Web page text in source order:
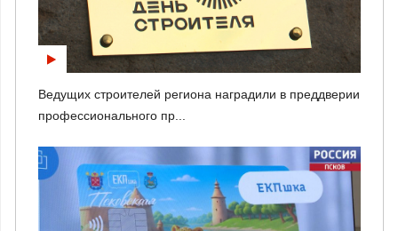
Ведущих строителей региона наградили в преддверии
профессионального пр...